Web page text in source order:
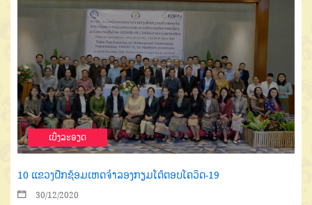
ເບີ່ງລະອຽດ
10 ແຂວງຝືກຊ້ອມເຫດຈຳລອງກຽມໂຕ້ຕອບໂຄວິດ-19
30/12/2020